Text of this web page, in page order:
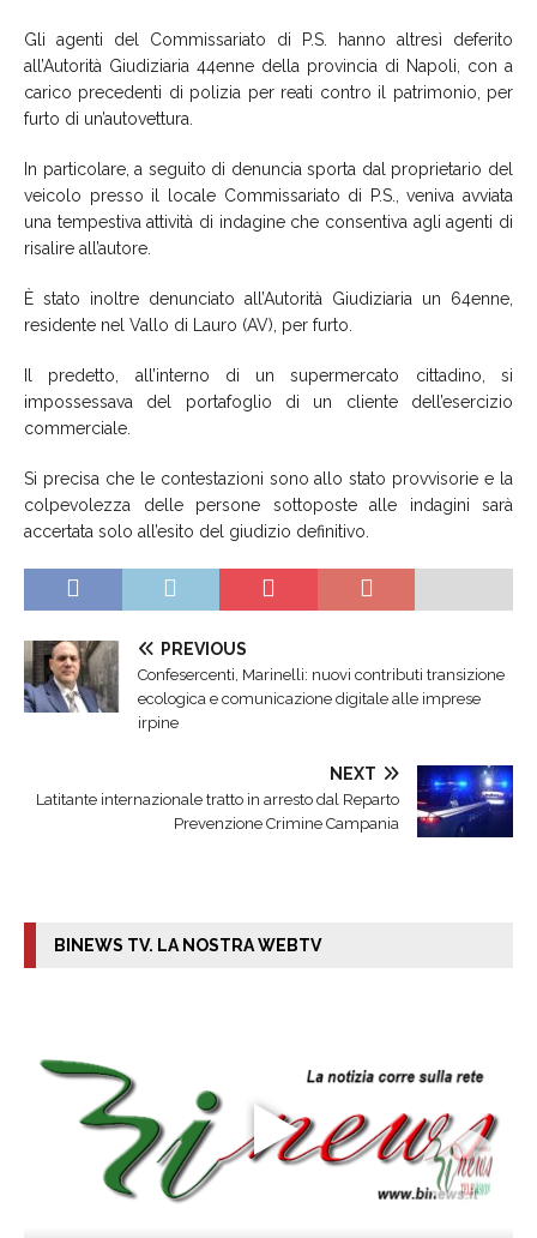
Gli agenti del Commissariato di P.S. hanno altresì deferito
all’Autorità Giudiziaria 44enne della provincia di Napoli, con a
carico precedenti di polizia per reati contro il patrimonio, per
furto di un’autovettura.
In particolare, a seguito di denuncia sporta dal proprietario del
veicolo presso il locale Commissariato di P.S., veniva avviata
una tempestiva attività di indagine che consentiva agli agenti di
risalire all’autore.
È stato inoltre denunciato all’Autorità Giudiziaria un 64enne,
residente nel Vallo di Lauro (AV), per furto.
Il predetto, all’interno di un supermercato cittadino, si
impossessava del portafoglio di un cliente dell’esercizio
commerciale.
Si precisa che le contestazioni sono allo stato provvisorie e la
colpevolezza delle persone sottoposte alle indagini sarà
accertata solo all’esito del giudizio definitivo.
PREVIOUS
Confesercenti, Marinelli: nuovi contributi transizione
ecologica e comunicazione digitale alle imprese
irpine
NEXT
Latitante internazionale tratto in arresto dal Reparto
Prevenzione Crimine Campania
BINEWS TV. LA NOSTRA WEBTV